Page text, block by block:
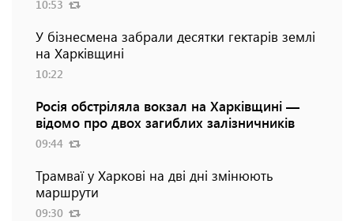
10:53
У бізнесмена забрали десятки гектарів землі
на Харківщині
10:22
Росія обстріляла вокзал на Харківщині —
відомо про двох загиблих залізничників
09:44
Трамваї у Харкові на дві дні змінюють
маршрути
09:30